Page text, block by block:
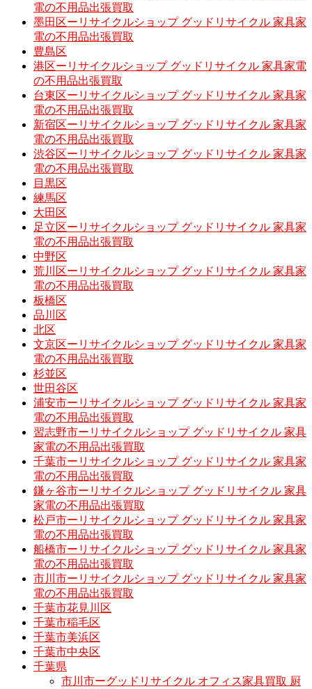
電の不用品出張買取
墨田区ーリサイクルショップ グッドリサイクル 家具家
電の不用品出張買取
豊島区
港区ーリサイクルショップ グッドリサイクル 家具家電
の不用品出張買取
台東区ーリサイクルショップ グッドリサイクル 家具家
電の不用品出張買取
新宿区ーリサイクルショップ グッドリサイクル 家具家
電の不用品出張買取
渋谷区ーリサイクルショップ グッドリサイクル 家具家
電の不用品出張買取
目黒区
練馬区
大田区
足立区ーリサイクルショップ グッドリサイクル 家具家
電の不用品出張買取
中野区
荒川区ーリサイクルショップ グッドリサイクル 家具家
電の不用品出張買取
板橋区
品川区
北区
文京区ーリサイクルショップ グッドリサイクル 家具家
電の不用品出張買取
杉並区
世田谷区
浦安市ーリサイクルショップ グッドリサイクル 家具家
電の不用品出張買取
習志野市ーリサイクルショップ グッドリサイクル 家具
家電の不用品出張買取
千葉市ーリサイクルショップ グッドリサイクル 家具家
電の不用品出張買取
鎌ヶ谷市ーリサイクルショップ グッドリサイクル 家具
家電の不用品出張買取
松戸市ーリサイクルショップ グッドリサイクル 家具家
電の不用品出張買取
船橋市ーリサイクルショップ グッドリサイクル 家具家
電の不用品出張買取
市川市ーリサイクルショップ グッドリサイクル 家具家
電の不用品出張買取
千葉市花見川区
千葉市稲毛区
千葉市美浜区
千葉市中央区
千葉県
市川市ーグッドリサイクル オフィス家具買取 厨